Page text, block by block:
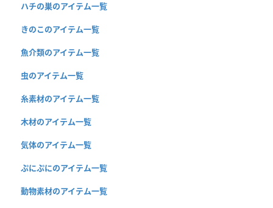
ハチの巣のアイテム一覧
きのこのアイテム一覧
魚介類のアイテム一覧
虫のアイテム一覧
糸素材のアイテム一覧
木材のアイテム一覧
気体のアイテム一覧
ぷにぷにのアイテム一覧
動物素材のアイテム一覧